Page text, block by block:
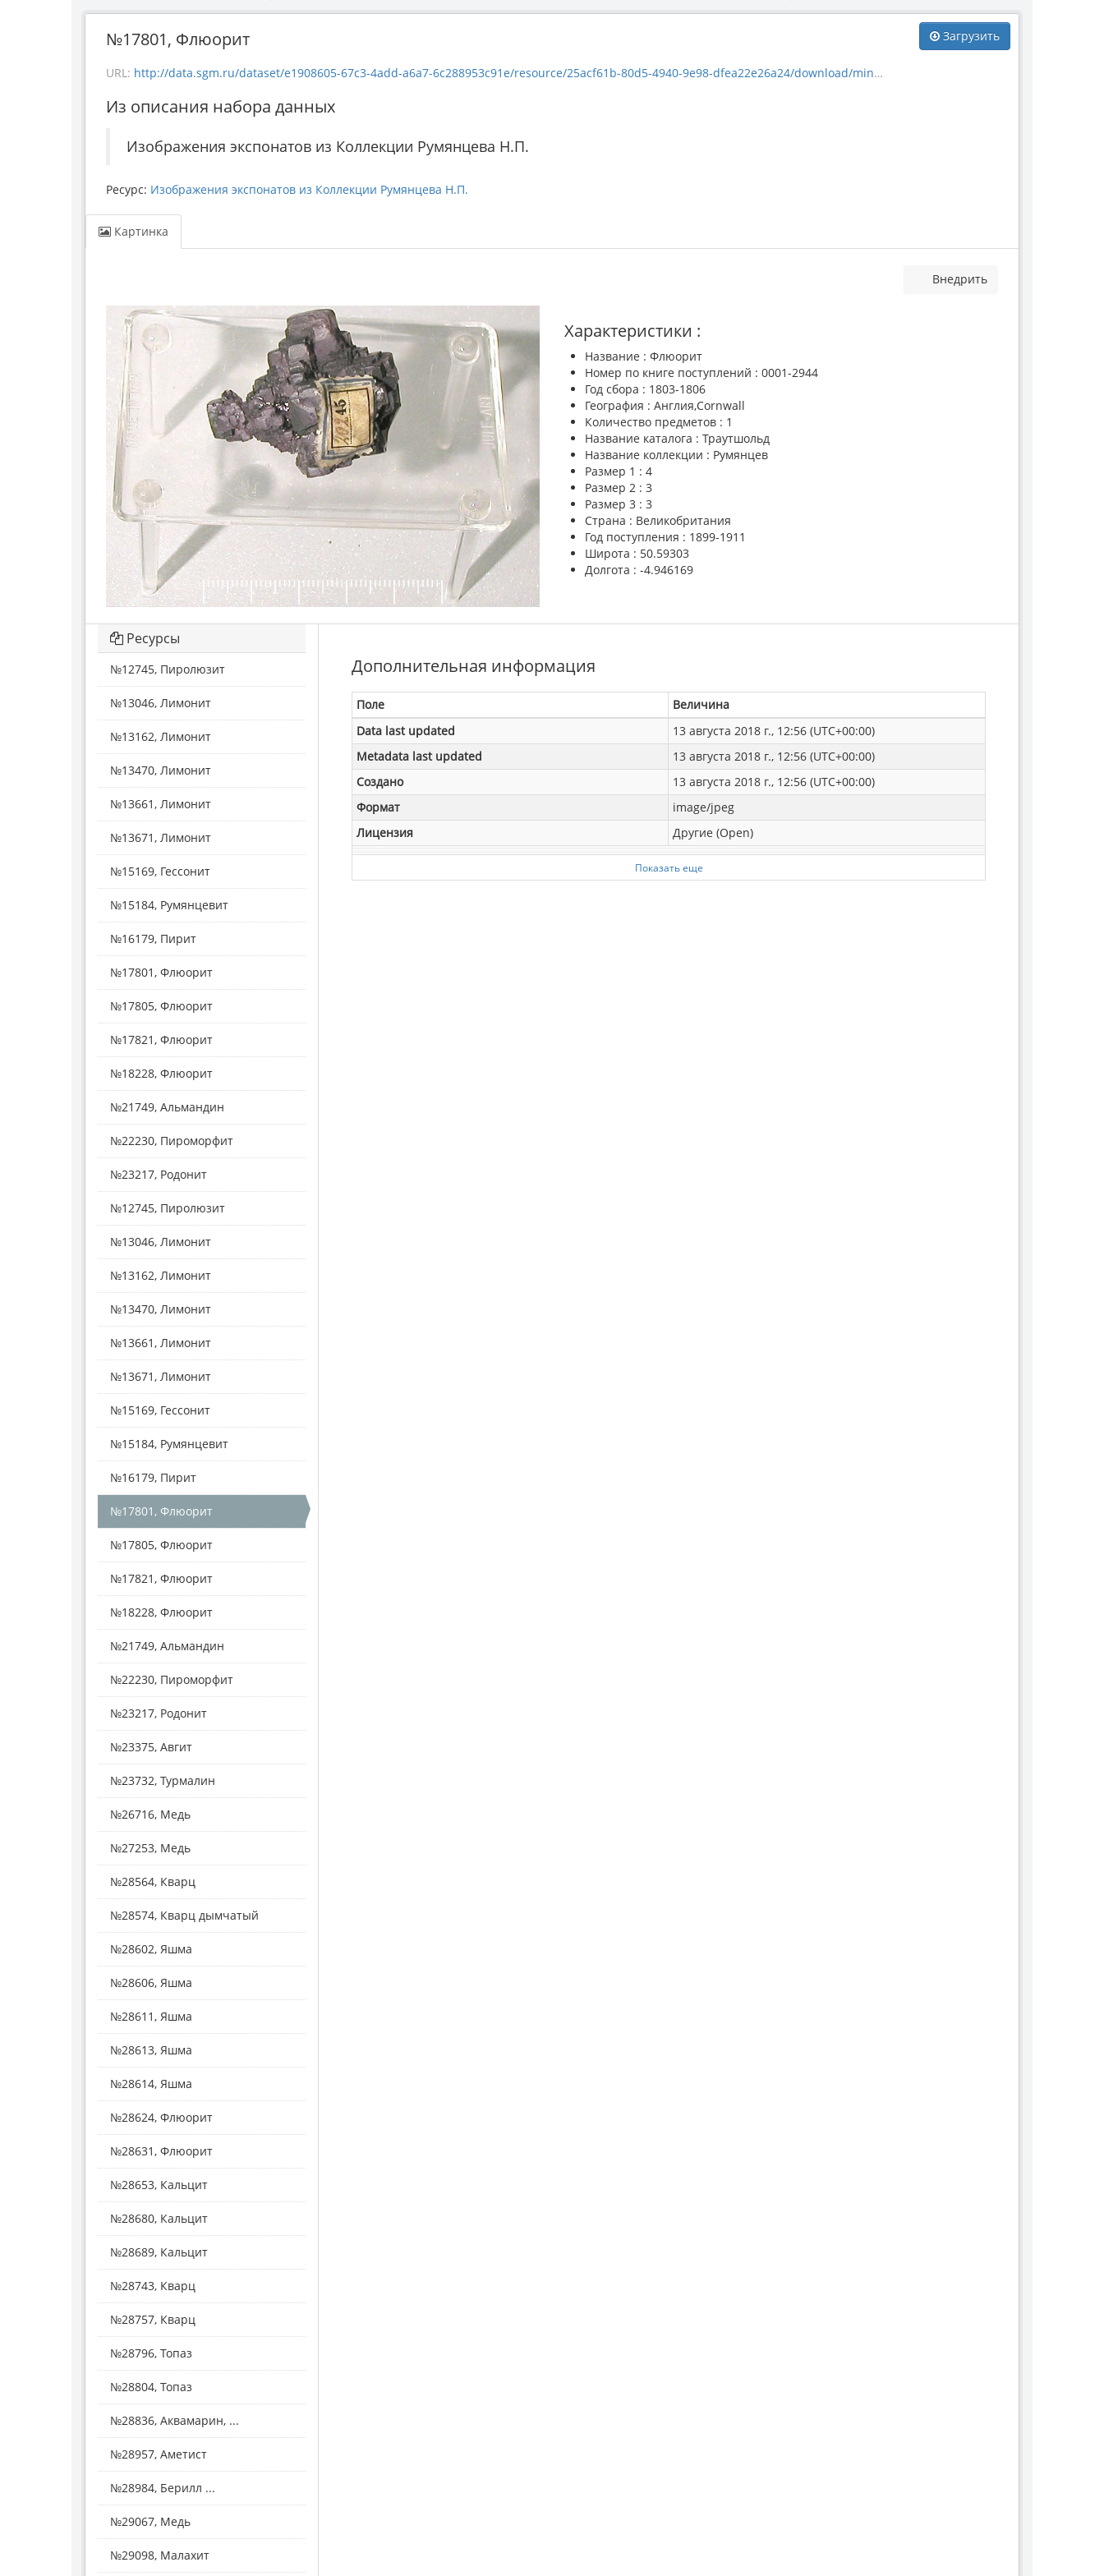
Загрузить
№17801, Флюорит
URL: http://data.sgm.ru/dataset/e1908605-67c3-4add-a6a7-6c288953c91e/resource/25acf61b-80d5-4940-9e98-dfea22e26a24/download/mineral_17801.jpg
Из описания набора данных
Изображения экспонатов из Коллекции Румянцева Н.П.
Ресурс: Изображения экспонатов из Коллекции Румянцева Н.П.
Картинка
Внедрить
Характеристики :
Название : Флюорит
Номер по книге поступлений : 0001-2944
Год сбора : 1803-1806
География : Англия,Cornwall
Количество предметов : 1
Название каталога : Траутшольд
Название коллекции : Румянцев
Размер 1 : 4
Размер 2 : 3
Размер 3 : 3
Страна : Великобритания
Год поступления : 1899-1911
Широта : 50.59303
Долгота : -4.946169
Дополнительная информация
Поле
Величина
Data last updated
13 августа 2018 г., 12:56 (UTC+00:00)
Metadata last updated
13 августа 2018 г., 12:56 (UTC+00:00)
Создано
13 августа 2018 г., 12:56 (UTC+00:00)
Формат
image/jpeg
Лицензия
Другие (Open)
Показать еще
Ресурсы
№12745, Пиролюзит
№13046, Лимонит
№13162, Лимонит
№13470, Лимонит
№13661, Лимонит
№13671, Лимонит
№15169, Гессонит
№15184, Румянцевит
№16179, Пирит
№17801, Флюорит
№17805, Флюорит
№17821, Флюорит
№18228, Флюорит
№21749, Альмандин
№22230, Пироморфит
№23217, Родонит
№12745, Пиролюзит
№13046, Лимонит
№13162, Лимонит
№13470, Лимонит
№13661, Лимонит
№13671, Лимонит
№15169, Гессонит
№15184, Румянцевит
№16179, Пирит
№17801, Флюорит
№17805, Флюорит
№17821, Флюорит
№18228, Флюорит
№21749, Альмандин
№22230, Пироморфит
№23217, Родонит
№23375, Авгит
№23732, Турмалин
№26716, Медь
№27253, Медь
№28564, Кварц
№28574, Кварц дымчатый
№28602, Яшма
№28606, Яшма
№28611, Яшма
№28613, Яшма
№28614, Яшма
№28624, Флюорит
№28631, Флюорит
№28653, Кальцит
№28680, Кальцит
№28689, Кальцит
№28743, Кварц
№28757, Кварц
№28796, Топаз
№28804, Топаз
№28836, Аквамарин, ...
№28957, Аметист
№28984, Берилл ...
№29067, Медь
№29098, Малахит